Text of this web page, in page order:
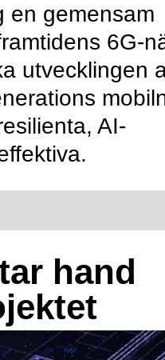
en gemensam
6G-
utvecklingen
AI-
hand